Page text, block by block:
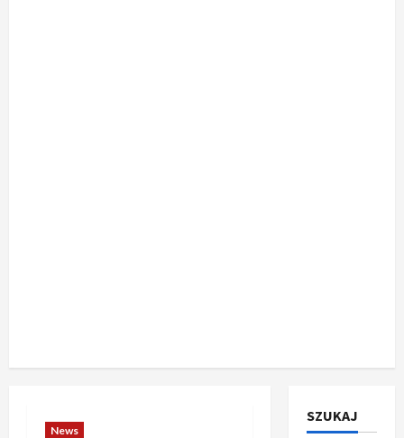
News
SZUKAJ